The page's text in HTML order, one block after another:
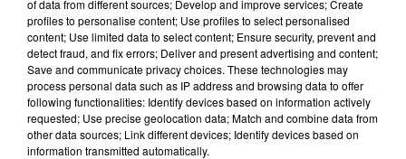
RETROUVEZ TOUTE L'ACTU DE LA RÉGION ET
RECEVEZ LES ALERTES INFOS DE LA RÉDACTION
EN TÉLÉCHARGEANT L'APPLICATION MOBILE
RCA
of data from different sources; Develop and improve services; Create
profiles to personalise content; Use profiles to select personalised
content; Use limited data to select content; Ensure security, prevent and
detect fraud, and fix errors; Deliver and present advertising and content;
Save and communicate privacy choices. These technologies may
process personal data such as IP address and browsing data to offer
following functionalities: Identify devices based on information actively
requested; Use precise geolocation data; Match and combine data from
other data sources; Link different devices; Identify devices based on
information transmitted automatically.